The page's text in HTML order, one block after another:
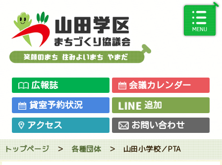
広報誌 会議カレンダー
貸室予約状況 追加
アクセス お問い合わせ
トップページ＞ 各種団体＞ 山田小学校／PTA